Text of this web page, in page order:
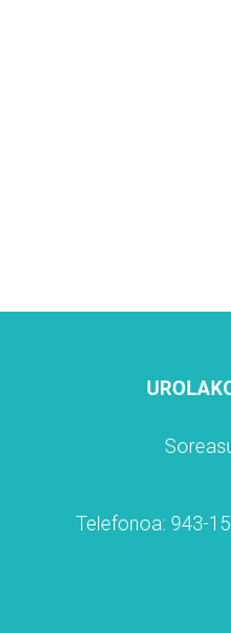
Telefonoa: 943-